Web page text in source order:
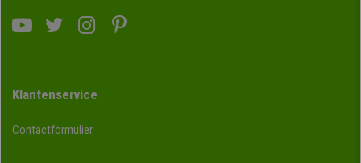
Klantenservice
Contactformulier